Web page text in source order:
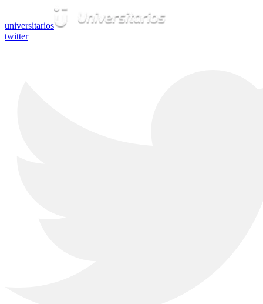
universitarios
twitter